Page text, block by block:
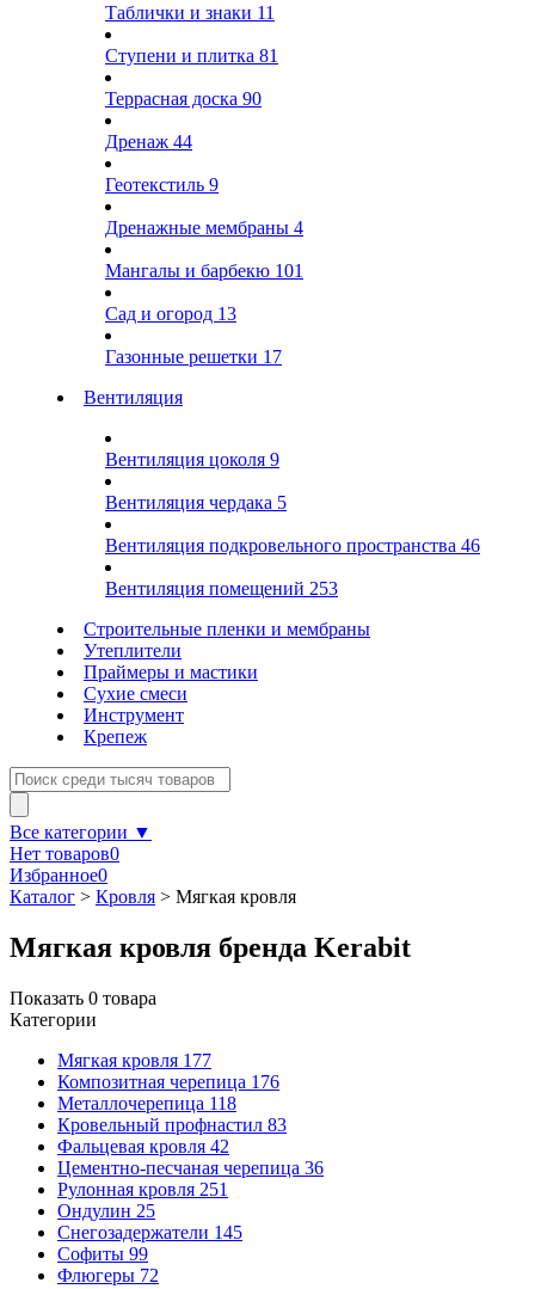
Таблички и знаки 11
Ступени и плитка 81
Террасная доска 90
Дренаж 44
Геотекстиль 9
Дренажные мембраны 4
Мангалы и барбекю 101
Сад и огород 13
Газонные решетки 17
Вентиляция
Вентиляция цоколя 9
Вентиляция чердака 5
Вентиляция подкровельного пространства 46
Вентиляция помещений 253
Строительные пленки и мембраны
Утеплители
Праймеры и мастики
Сухие смеси
Инструмент
Крепеж
Все категории ▼
Нет товаров0
Избранное0
Каталог > Кровля > Мягкая кровля
Мягкая кровля бренда Kerabit
Показать 0 товара
Категории
Мягкая кровля 177
Композитная черепица 176
Металлочерепица 118
Кровельный профнастил 83
Фальцевая кровля 42
Цементно-песчаная черепица 36
Рулонная кровля 251
Ондулин 25
Снегозадержатели 145
Софиты 99
Флюгеры 72